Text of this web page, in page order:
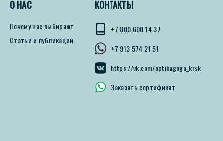
О НАС
Почему нас выбирают
Статьи и публикации
КОНТАКТЫ
+7 800 600 14 37
+7 913 574 21 51
https://vk.com/optikagogo_krsk
Заказать сертификат